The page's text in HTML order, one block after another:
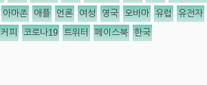
아마존 애플 언론 여성 영국 오바마 유럽 유전자
커피 코로나19 트위터 페이스북 한국